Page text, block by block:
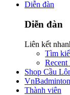
Diễn đàn
Diễn đàn
Liên kết
Tìm
Recent
Shop Cầu
Thành viên